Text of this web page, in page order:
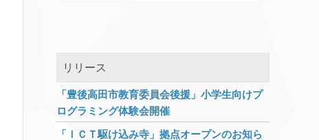
ングサイトの見抜き方 騙されな
いためにはアドレスバーに表示
されているURLをよく見てくだ
リリース
「豊後高田市教育委員会後援」小学生向けプ
ログラミング体験会開催
「ＩＣＴ駆け込み寺」拠点オープンのお知ら